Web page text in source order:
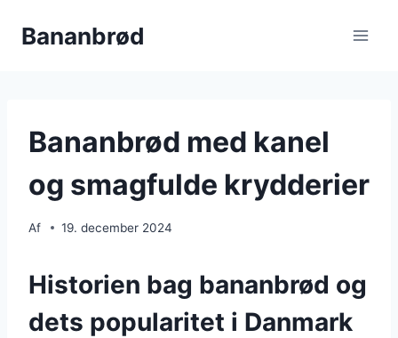
Bananbrød
Bananbrød med kanel
og smagfulde krydderier
Af 19. december 2024
Historien bag bananbrød og
dets popularitet i Danmark